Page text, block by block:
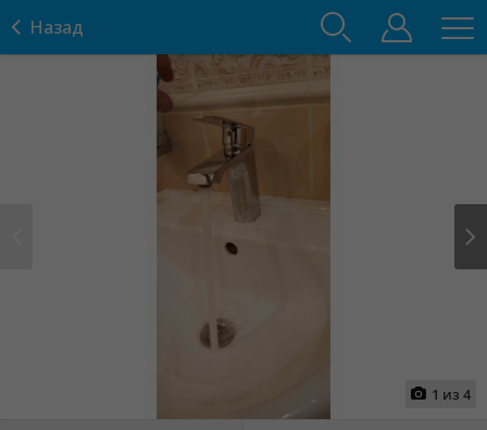
Назад
1 из 4